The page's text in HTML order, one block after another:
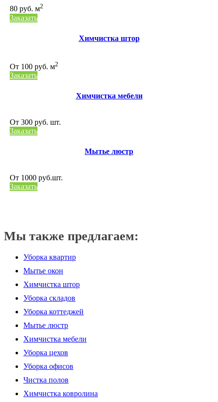
80 руб. м2
Заказать
Химчистка штор
От 100 руб. м2
Заказать
Химчистка мебели
От 300 руб. шт.
Заказать
Мытье люстр
От 1000 руб.шт.
Заказать
Мы также предлагаем:
Уборка квартир
Мытье окон
Химчистка штор
Уборка складов
Уборка коттеджей
Мытье люстр
Химчистка мебели
Уборка цехов
Уборка офисов
Чистка полов
Химчистка ковролина